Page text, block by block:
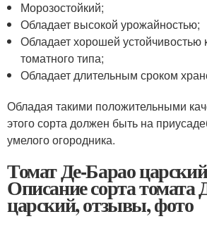
Морозостойкий;
Обладает высокой урожайностью;
Обладает хорошей устойчивостью
томатного типа;
Обладает длительным сроком
Обладая такими положительными
этого сорта должен быть на
умелого огородника.
Томат Де-Барао
Описание сорта томата
царский, отзывы, фото